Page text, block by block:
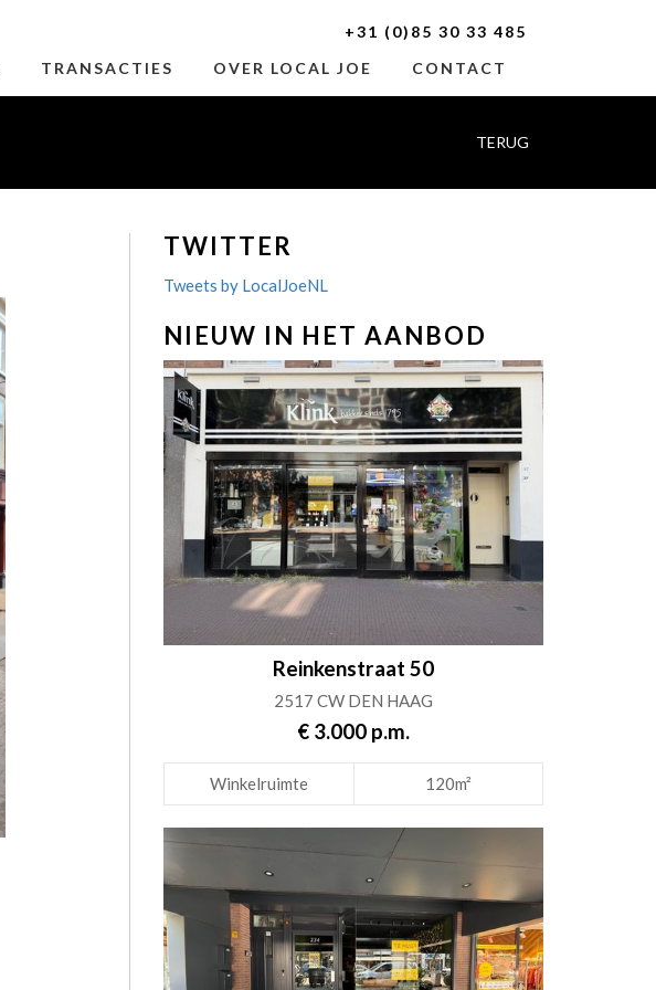
+31 (0)85 30 33 485
TRANSACTIES OVER LOCAL JOE CONTACT
TERUG
TWITTER
Tweets by LocalJoeNL
NIEUW IN HET AANBOD
Reinkenstraat 50
2517 CW DEN HAAG
€ 3.000 p.m.
Winkelruimte 120m²